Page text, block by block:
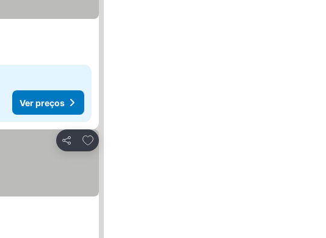
Ver preços
Partilhar
Adicionar aos favoritos